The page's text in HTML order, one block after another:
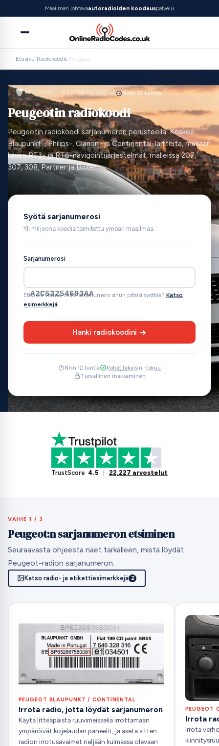
Maailman johtavaautoradioiden koodauspalvelu
Etusivu›Radiokoodit›Peugeot
PEUGEOT · RADIOKOODIT Noin 12 tuntia
Peugeotin radiokoodi
Peugeotin radiokoodi sarjanumeron perusteella. Koskee
Blaupunkt-, Philips-, Clarion- ja Continental-laitteita, mukaan
lukien RT3- ja RT6-navigointijärjestelmät, malleissa 207,
307, 308, Partner ja Boxer.
Syötä sarjanumerosi
Yli miljoona koodia toimitettu ympäri maailmaa.
Sarjanumerosi
A2C53254693AA
Etkö ole varma, mikä sarjanumero sinun pitäisi syöttää? Katso
esimerkkejä
Hanki radiokoodini
Noin 12 tuntia
Rahat takaisin -takuu
Turvallinen maksaminen
TrustScore 4.5 22,227 arvostelut
VAIHE 1 / 3
Peugeot:n sarjanumeron etsiminen
Seuraavasta ohjeesta näet tarkalleen, mistä löydät
Peugeot-radion sarjanumeron.
Katso radio- ja etikettiesimerkkejä 2
PEUGEOT BLAUPUNKT / CONTINENTAL
Irrota radio, jotta löydät sarjanumeron
Käytä litteäpäistä ruuvimeisseliä irrottamaan
ympäröivät kojelaudan paneelit, ja aseta sitten
radion irrotusavaimet neljään kulmassa olevaan
PEUGEOT
Irrota
Irrota